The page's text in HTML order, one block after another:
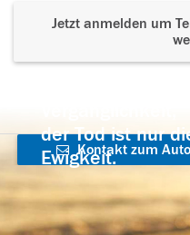
Jetzt anmelden um
der Tod ist nur
Ewigkeit.
Kontakt zum
aufnehmen